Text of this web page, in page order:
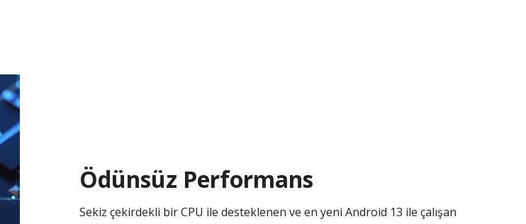
Ödünsüz Performans
Sekiz çekirdekli bir CPU ile desteklenen ve en yeni Android 13 ile çalışan